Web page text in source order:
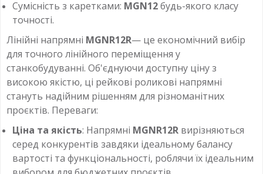
Сумісність з каретками: MGN12будь-якого класу
точності.
Лінійні напрямні MGNR12R— це економічний вибір
для точного лінійного переміщення у
станкобудуванні. Об'єднуючи доступну ціну з
високою якістю, ці рейкові роликові напрямні
стануть надійним рішенням для різноманітних
проєктів. Переваги:
Ціна та якість: Напрямні MGNR12R вирізняються
серед конкурентів завдяки ідеальному балансу
вартості та функціональності, роблячи їх ідеальним